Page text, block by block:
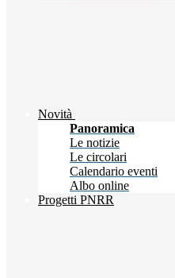
Novità
Panoramica
Le notizie
Le circolari
Calendario eventi
Albo online
Progetti PNRR